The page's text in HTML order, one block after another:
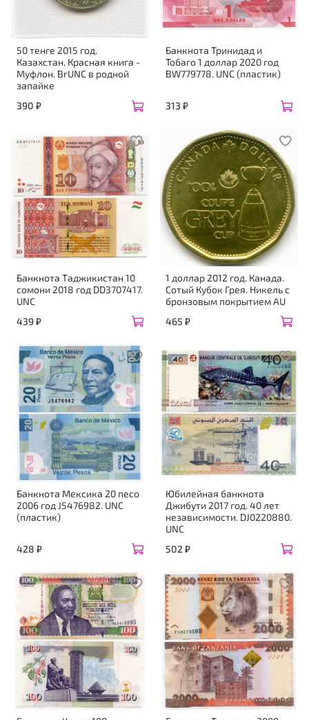
50 тенге 2015 год.
Казахстан. Красная книга -
Муфлон. BrUNC в родной
запайке
390 ₽
Банкнота Тринидад и
Тобаго 1 доллар 2020 год
BW779778. UNC (пластик)
313 ₽
Банкнота Таджикистан 10
сомони 2018 год DD3707417.
UNC
439 ₽
1 доллар 2012 год. Канада.
Сотый Кубок Грея. Никель с
бронзовым покрытием AU
465 ₽
Банкнота Мексика 20 песо
2006 год J5476982. UNC
(пластик)
428 ₽
Юбилейная банкнота
Джибути 2017 год. 40 лет
независимости. DJ0220880.
UNC
502 ₽